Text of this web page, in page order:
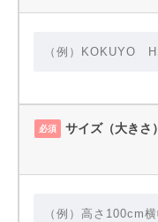
必須 サイズ（大きさ）